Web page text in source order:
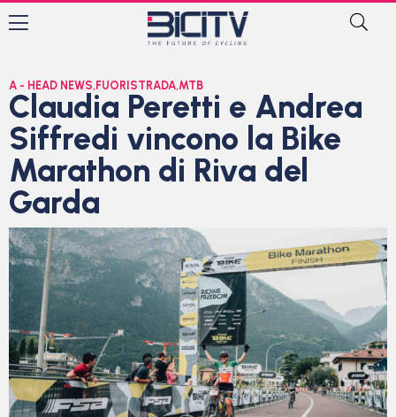
A - HEAD NEWS, FUORISTRADA,MTB
Claudia Peretti e Andrea
Siffredi vincono la Bike
Marathon di Riva del
Garda